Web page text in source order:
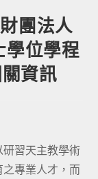
團法人
學位學程
資訊
研習天主教學術
專業人才，而